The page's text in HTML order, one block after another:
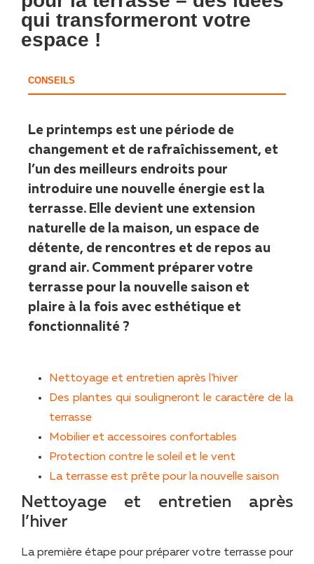
qui transformeront votre
espace !
CONSEILS
Le printemps est une période de
changement et de rafraîchissement, et
l’un des meilleurs endroits pour
introduire une nouvelle énergie est la
terrasse. Elle devient une extension
naturelle de la maison, un espace de
détente, de rencontres et de repos au
grand air. Comment préparer votre
terrasse pour la nouvelle saison et
plaire à la fois avec esthétique et
fonctionnalité ?
Nettoyage et entretien après l’hiver
Des plantes qui souligneront le caractère de la
terrasse
Mobilier et accessoires confortables
Protection contre le soleil et le vent
La terrasse est prête pour la nouvelle saison
Nettoyage et entretien après
l’hiver
La première étape pour préparer votre terrasse pour